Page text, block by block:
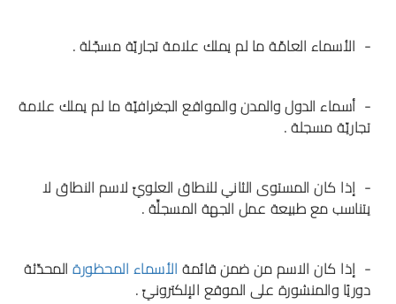
- الأسماء العامّة ما لم يملك علامة تجاريّة مسجّلة .
- أسماء الدول والمدن والمواقع الجغرافيّة ما لم يملك علامة
تجاريّة مسجلة .
- إذا كان المستوى الثاني للنطاق العلويّ لاسم النطاق لا
يتناسب مع طبيعة عمل الجهة المسجلِّة .
- إذا كان الاسم من ضمن قائمة الأسماء المحظورة المحدّثة
دوريًا والمنشورة على الموقع الإلكترونيّ .